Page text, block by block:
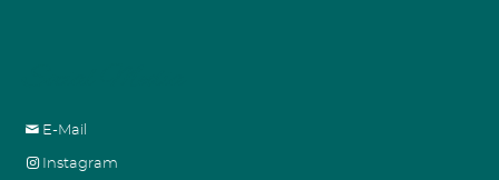
E-Mail
Instagram